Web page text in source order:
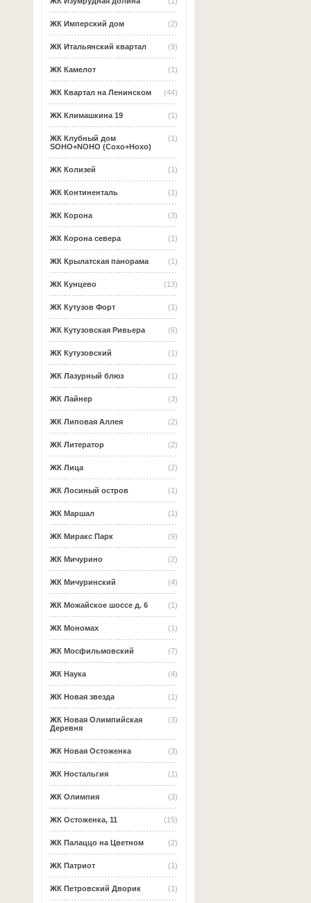
(2)
ЖК Имперский дом
(9)
ЖК Итальянский квартал
(1)
ЖК Камелот
(44)
ЖК Квартал на Ленинском
(1)
ЖК Климашкина 19
(1)
ЖК Клубный дом
SOHO+NOHO (Сохо+Нохо)
(1)
ЖК Колизей
(1)
ЖК Континенталь
(3)
ЖК Корона
(1)
ЖК Корона севера
(1)
ЖК Крылатская панорама
(13)
ЖК Кунцево
(1)
ЖК Кутузов Форт
(6)
ЖК Кутузовская Ривьера
(1)
ЖК Кутузовский
(1)
ЖК Лазурный блюз
(3)
ЖК Лайнер
(2)
ЖК Липовая Аллея
(2)
ЖК Литератор
(2)
ЖК Лица
(1)
ЖК Лосиный остров
(1)
ЖК Маршал
(9)
ЖК Миракс Парк
(2)
ЖК Мичурино
(4)
ЖК Мичуринский
(1)
ЖК Можайское шоссе д. 6
(1)
ЖК Мономах
(7)
ЖК Мосфильмовский
(4)
ЖК Наука
(1)
ЖК Новая звезда
(3)
ЖК Новая Олимпийская
Деревня
(3)
ЖК Новая Остоженка
(1)
ЖК Ностальгия
(3)
ЖК Олимпия
(15)
ЖК Остоженка, 11
(2)
ЖК Палаццо на Цветном
(1)
ЖК Патриот
(1)
ЖК Петровский Дворик